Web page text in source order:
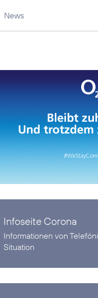
News
Infoseite Corona
Informationen von
Situation